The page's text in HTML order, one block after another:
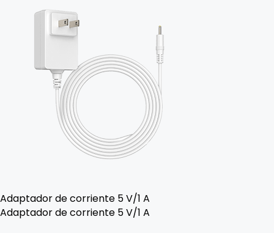
Adaptador de corriente 5 V/1 A
Adaptador de corriente 5 V/1 A